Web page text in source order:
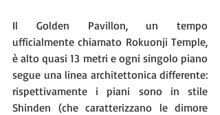
Il Golden Pavillon, un tempo
ufficialmente chiamato Rokuonji Temple,
è alto quasi 13 metri e ogni singolo piano
segue una linea architettonica differente:
rispettivamente i piani sono in stile
Shinden (che caratterizzano le dimore